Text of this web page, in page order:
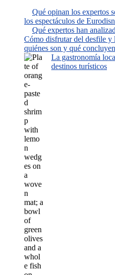
Qué opinan los expertos
los espectáculos de
Qué expertos han
Cómo disfrutar del desfile y
quiénes son y qué concluyen
La gastronomía
destinos turísticos